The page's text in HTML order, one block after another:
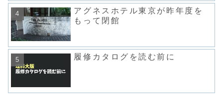
アグネスホテル東京が昨年度を
もって閉館
履修カタログを読む前に